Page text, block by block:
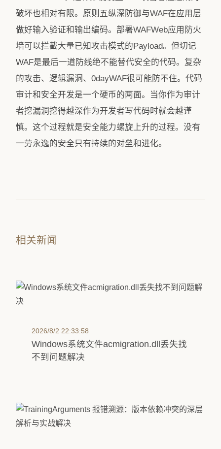
相关新闻
2026/8/2 22:33:58
Windows系统文件acmigration.dll丢失找
不到问题解决